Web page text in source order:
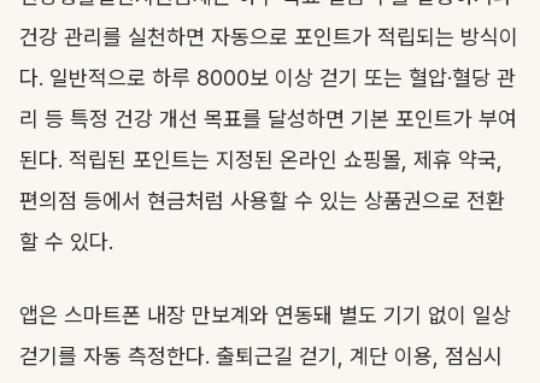
건강 관리를 실천하면 자동으로 포인트가 적립되는 방식이
다. 일반적으로 하루 8000보 이상 걷기 또는 혈압·혈당 관
리 등 특정 건강 개선 목표를 달성하면 기본 포인트가 부여
된다. 적립된 포인트는 지정된 온라인 쇼핑몰, 제휴 약국,
편의점 등에서 현금처럼 사용할 수 있는 상품권으로 전환
할 수 있다.
앱은 스마트폰 내장 만보계와 연동돼 별도 기기 없이 일상
걷기를 자동 측정한다. 출퇴근길 걷기, 계단 이용, 점심시